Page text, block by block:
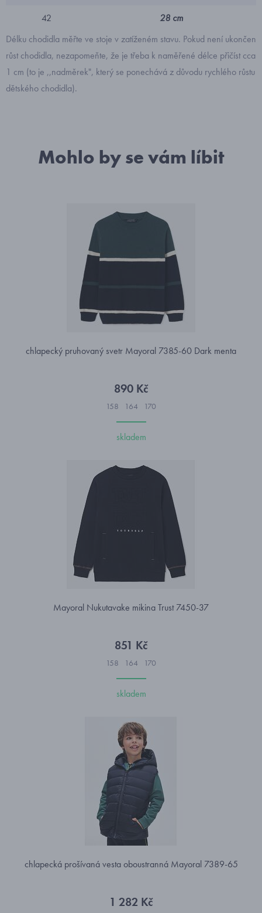
42
28 cm
Délku chodidla měřte ve stoje v zatíženém stavu. Pokud není ukončen
růst chodidla, nezapomeňte, že je třeba k naměřené délce přičíst cca
1 cm (to je ,,nadměrek", který se ponechává z důvodu rychlého růstu
dětského chodidla).
Mohlo by se vám líbit
chlapecký pruhovaný svetr Mayoral 7385-60 Dark menta
890 Kč
158 164 170
skladem
Mayoral Nukutavake mikina Trust 7450-37
851 Kč
158 164 170
skladem
chlapecká prošívaná vesta oboustranná Mayoral 7389-65
1 282 Kč